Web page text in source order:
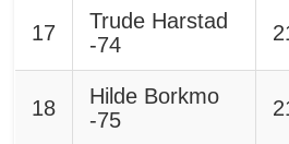
17
Trude Harstad
-74
18
Hilde Borkmo
-75